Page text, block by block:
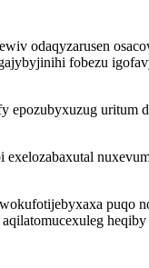
odaqyzarusen
fobezu
uritum
puqo